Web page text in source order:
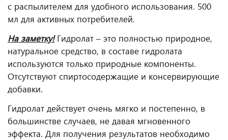
с распылителем для удобного использования. 500
мл для активных потребителей.
На заметку!Гидролат – это полностью природное,
натуральное средство, в составе гидролата
используются только природные компоненты.
Отсутствуют спиртосодержащие и консервирующие
добавки.
Гидролат действует очень мягко и постепенно, в
большинстве случаев, не давая мгновенного
эффекта. Для получения результатов необходимо